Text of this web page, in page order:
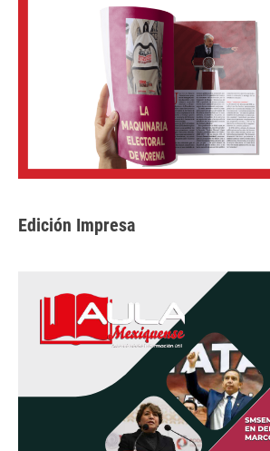
Edición Impresa